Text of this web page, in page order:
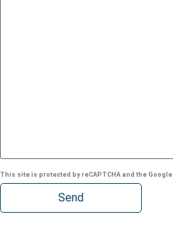
This site is protected by reCAPTCHA and the Google